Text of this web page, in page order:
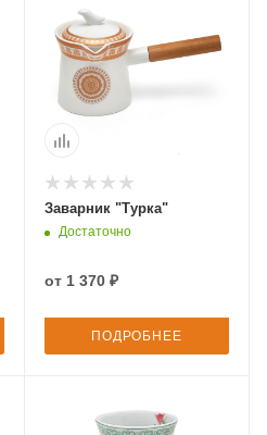
Заварник "Турка"
Достаточно
от 1 370 ₽
ПОДРОБНЕЕ